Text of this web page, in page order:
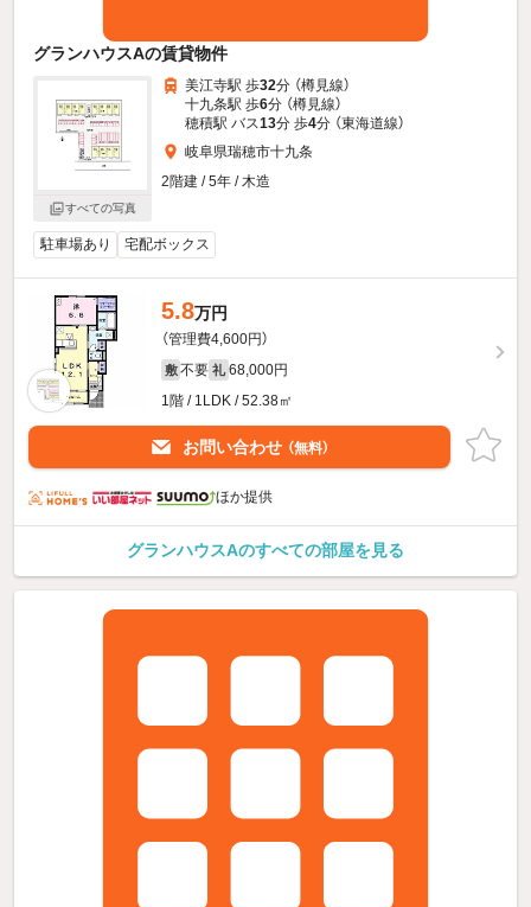
グランハウスAの賃貸物件
すべての写真
美江寺駅 歩32分 （樽見線）
十九条駅 歩6分 （樽見線）
穂積駅 バス13分 歩4分 （東海道線）
岐阜県瑞穂市十九条
2階建 / 5年 / 木造
駐車場あり 宅配ボックス
5.8万円
（管理費4,600円）
敷 不要 礼 68,000円
1階 / 1LDK / 52.38㎡
お問い合わせ （無料）
ほか提供
グランハウスAのすべての部屋を見る